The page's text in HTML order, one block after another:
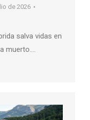
de 2026
salva vidas en
muerto….